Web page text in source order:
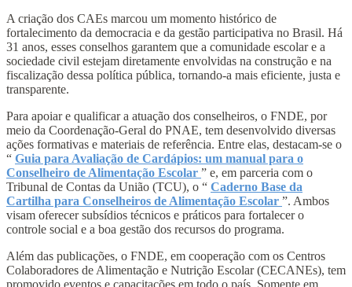
A criação dos CAEs marcou um momento histórico de
fortalecimento da democracia e da gestão participativa no Brasil. Há
31 anos, esses conselhos garantem que a comunidade escolar e a
sociedade civil estejam diretamente envolvidas na construção e na
fiscalização dessa política pública, tornando-a mais eficiente, justa e
transparente.
Para apoiar e qualificar a atuação dos conselheiros, o FNDE, por
meio da Coordenação-Geral do PNAE, tem desenvolvido diversas
ações formativas e materiais de referência. Entre elas, destacam-se o
“ Guia para Avaliação de Cardápios: um manual para o
Conselheiro de Alimentação Escolar ” e, em parceria com o
Tribunal de Contas da União (TCU), o “ Caderno Base da
Cartilha para Conselheiros de Alimentação Escolar ”. Ambos
visam oferecer subsídios técnicos e práticos para fortalecer o
controle social e a boa gestão dos recursos do programa.
Além das publicações, o FNDE, em cooperação com os Centros
Colaboradores de Alimentação e Nutrição Escolar (CECANEs), tem